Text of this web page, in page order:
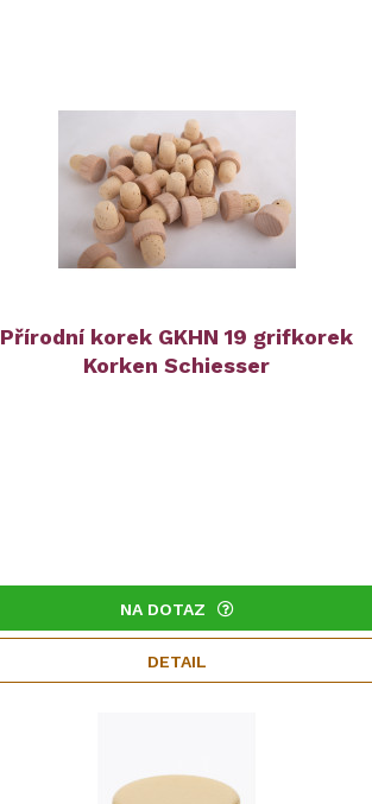
Přírodní korek GKHN 19 grifkorek
Korken Schiesser
NA DOTAZ
DETAIL